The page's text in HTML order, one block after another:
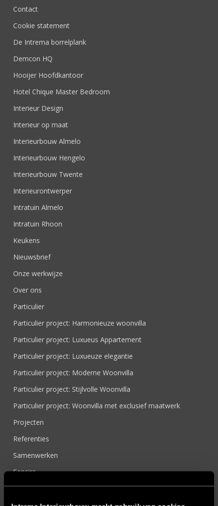
Contact
Cookie statement
De Intrema borrelplank
Demcon HQ
Hooijer Hoofdkantoor
Hotel Chique Master Bedroom
Interieur Design
Interieur op maat
Interieurbouw Almelo
Interieurbouw Hengelo
Interieurbouw Twente
Interieurontwerper
Intratuin Almelo
Intratuin Rhoon
Keukens
Nieuwsbrief
Onze werkwijze
Over ons
Particulier
Particulier project: Harmonieuze woonvilla
Particulier project: Luxueus Appartement
Particulier project: Luxueuze elegantie
Particulier project: Moderne Woonvilla
Particulier project: Stijlvolle Woonvilla
Particulier project: Woonvilla met exclusief maatwerk
Projecten
Referenties
Samenwerken
Sensire
Showroom